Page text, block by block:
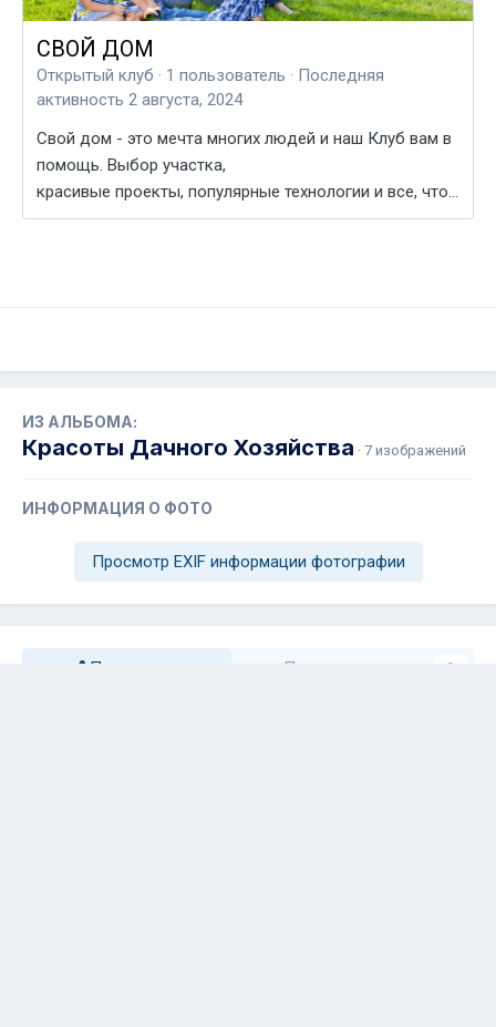
ИЗ АЛЬБОМА:
Красоты Дачного Хозяйства · 7 изображений
ИНФОРМАЦИЯ О ФОТО
Просмотр EXIF информации фотографии
Поделиться Подписчики 0